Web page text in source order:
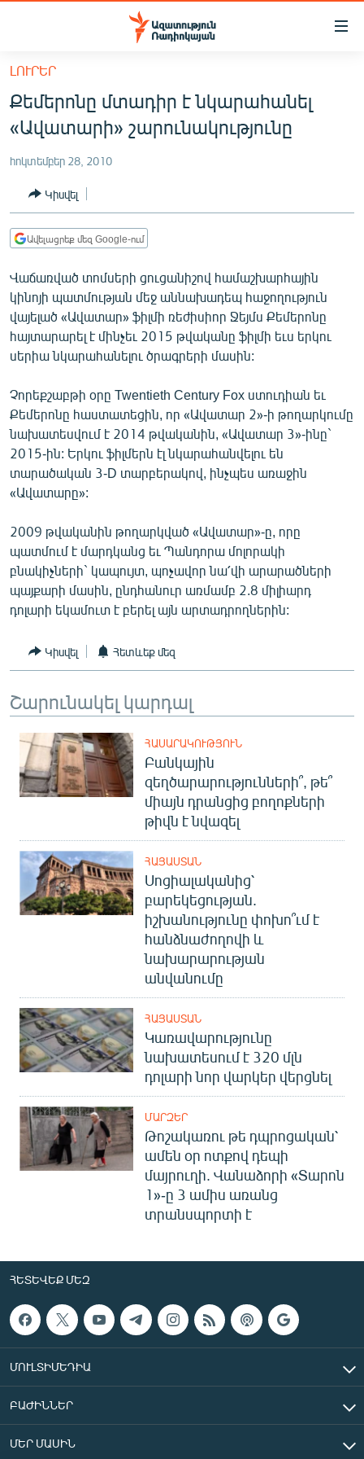
Մատչելիության
հիմնական
բովանդակությանը
Անցնել
հիմնական
մենյուին
ՀԱՅԱՍՏԱՆ
ՔԱՂԱՔԱԿԱՆ
ԸՆՏՐՈՒԹՅՈՒՆՆԵՐ 2026
ԻՐԱՎՈՒՆՔ
ՀԱՍԱՐԱԿՈՒԹՅՈՒՆ
ՂԱՐԱԲԱՂ
ՊԱՏԵՐԱԶՄԻ 6 ՇԱԲԱԹՆԵՐԸ
ՏԱՐԱԾԱՇՐՋԱՆ
ՄՇԱԿՈՒՅԹ
ՍՊՈՐՏ
ՄԵԿՆԱԲԱՆՈՒԹՅՈՒՆ
ՏՏ ԵՒ ԻՆՏԵՐՆԵՏ
ԿՈՐՈՆԱՎԻՐՈՒՍ
ԱՐԽԻՎ
ՏԵՍԱՆՅՈՒԹԵՐ
ԲԱՆԱՎԵՃ
ՁԳՏԵԼՈՎ ԼԱՎԱԳՈՒՅՆԻՆ
ՓՈԴՔԱՍԹ
Հայերեն
English
Русский
«Ազատության» բոլոր կայքերը
ԼՈՒՐԵՐ
Քեմերոնը մտադիր է նկարահանել
«Ավատարի» շարունակությունը
հոկտեմբեր 28, 2010
Կիսվել
Ավելացրեք մեզ Google-ում
Վաճառված տոմսերի ցուցանիշով համաշխարհային
կինոյի պատմության մեջ աննախադեպ հաջողություն
վայելած «Ավատար» ֆիլմի ռեժիսիոր Ջեյմս Քեմերոնը
հայտարարել է մինչեւ 2015 թվականը ֆիլմի եւս երկու
սերիա նկարահանելու ծրագրերի մասին:
Չորեքշաբթի օրը Twentieth Century Fox ստուդիան եւ
Քեմերոնը հաստատեցին, որ «Ավատար 2»-ի թողարկումը
նախատեսվում է 2014 թվականին, «Ավատար 3»-ինը`
2015-ին: Երկու ֆիլմերն էլ նկարահանվելու են
տարածական 3-D տարբերակով, ինչպես առաջին
«Ավատարը»:
2009 թվականին թողարկված «Ավատար»-ը, որը
պատմում է մարդկանց եւ Պանդորա մոլորակի
բնակիչների` կապույտ, պոչավոր նա՛վի արարածների
պայքարի մասին, ընդհանուր առմամբ 2.8 միլիարդ
դոլարի եկամուտ է բերել այն արտադրողներին:
Կիսվել Հետևեք մեզ
Շարունակել կարդալ
ՀԱՍԱՐԱԿՈՒԹՅՈՒՆ
Բանկային
զեղծարարությունների՞, թե՞
միայն դրանցից բողոքների
թիվն է նվազել
ՀԱՅԱՍՏԱՆ
Սոցիալականից՝
բարեկեցության.
իշխանությունը փոխո՞ւմ է
հանձնաժողովի և
նախարարության
անվանումը
ՀԱՅԱՍՏԱՆ
Կառավարությունը
նախատեսում է 320 մլն
դոլարի նոր վարկեր վերցնել
ՄԱՐԶԵՐ
Թոշակառու թե դպրոցական՝
ամեն օր ոտքով դեպի
մայրուղի. Վանաձորի «Տարոն
1»-ը 3 ամիս առանց
տրանսպորտի է
ՀԵՏԵՎԵՔ ՄԵԶ
ՄՈՒԼՏԻՄԵԴԻԱ
ԲԱԺԻՆՆԵՐ
ՄԵՐ ՄԱՍԻՆ